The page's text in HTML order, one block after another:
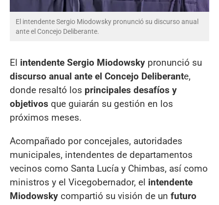
El intendente Sergio Miodowsky pronunció su discurso anual
ante el Concejo Deliberante.
El intendente Sergio Miodowsky pronunció su
discurso anual ante el Concejo Deliberante,
donde resaltó los principales desafíos y
objetivos que guiarán su gestión en los
próximos meses.
Acompañado por concejales, autoridades
municipales, intendentes de departamentos
vecinos como Santa Lucía y Chimbas, así como
ministros y el Vicegobernador, el intendente
Miodowsky compartió su visión de un futuro